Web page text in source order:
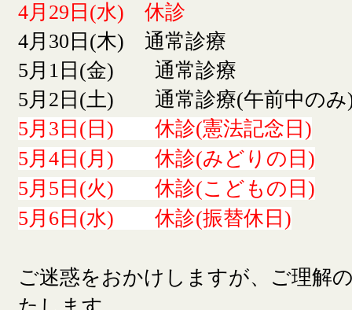
4月29日(水) 休診
4月30日(木) 通常診療
5月1日(金) 通常診療
5月2日(土) 通常診療(午前中のみ
5月3日(日) 休診(憲法記念日)
5月4日(月) 休診(みどりの日)
5月5日(火) 休診(こどもの日)
5月6日(水) 休診(振替休日)
ご迷惑をおかけしますが、ご理解